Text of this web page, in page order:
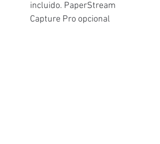
incluido. PaperStream
Capture Pro opcional